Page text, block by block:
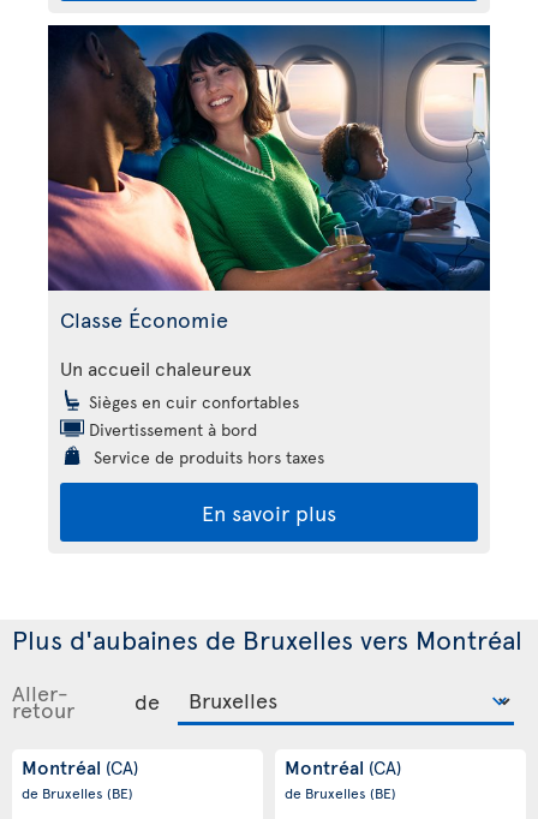
Classe Économie
Un accueil chaleureux
Sièges en cuir confortables
Divertissement à bord
Service de produits hors taxes
En savoir plus
Plus d'aubaines de Bruxelles vers Montréal
Aller-
retour de
Montréal (CA)
de Bruxelles (BE)
Montréal (CA)
de Bruxelles (BE)